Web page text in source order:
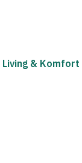
Living & Komfort